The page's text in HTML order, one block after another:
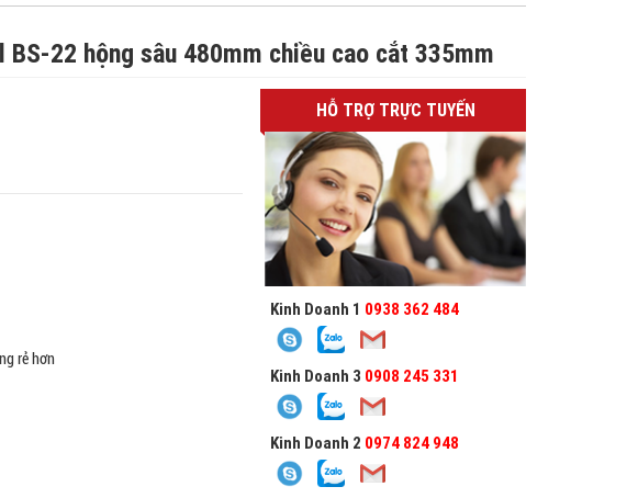
22 hộng sâu 480mm chiều cao cắt 335mm
rẻ hơn
HỖ TRỢ TRỰC TUYẾN
Kinh Doanh 1 0938 362 484
Kinh Doanh 3 0908 245 331
Kinh Doanh 2 0974 824 948